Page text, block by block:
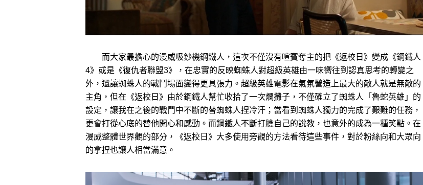
而大家最擔心的漫威吸鈔機鋼鐵人，這次不僅沒有喧賓奪主的把《返校日》變成《鋼鐵人
4》或是《復仇者聯盟3》，在忠實的反映蜘蛛人對超級英雄由一味嚮往到認真思考的轉變之
外，還讓蜘蛛人的戰鬥場面變得更具張力。超級英雄電影在氣氛營造上最大的敵人就是無敵的
主角，但在《返校日》由於鋼鐵人幫忙收拾了一次爛攤子，不僅確立了蜘蛛人「魯蛇英雄」的
設定，讓我在之後的戰鬥中不斷的替蜘蛛人捏冷汗；當看到蜘蛛人獨力的完成了艱難的任務，
更會打從心底的替他開心和感動。而鋼鐵人不斷打臉自己的說教，也意外的成為一種笑點。在
漫威整體世界觀的部分，《返校日》大多使用旁觀的方法看待這些事件，對於粉絲向和大眾向
的拿捏也讓人相當滿意。